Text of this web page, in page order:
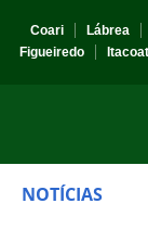
Coari
Lábrea
Figueiredo
NOTÍCIAS